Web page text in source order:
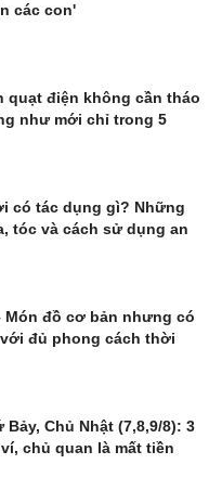
các con'
quạt điện không cần tháo
như mới chỉ trong 5
có tác dụng gì? Những
tóc và cách sử dụng an
Món đồ cơ bản nhưng có
đủ phong cách thời
Bảy, Chủ Nhật (7,8,9/8): 3
chủ quan là mất tiền